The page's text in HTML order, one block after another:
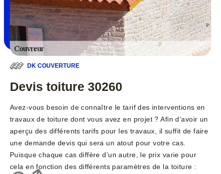
DK COUVERTURE
Devis toiture 30260
Avez-vous besoin de connaître le tarif des interventions en
travaux de toiture dont vous avez en projet ? Afin d’avoir un
aperçu des différents tarifs pour les travaux, il suffit de faire
une demande devis qui sera un atout pour votre cas.
Puisque chaque cas diffère d’un autre, le prix varie pour
cela en fonction des différents paramètres de la toiture :